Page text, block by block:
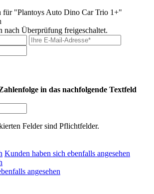
für "Plantoys Auto Dino Car Trio 1+"
nach Überprüfung freigeschaltet.
in das nachfolgende Textfeld
Felder sind Pflichtfelder.
Kunden haben sich ebenfalls angesehen
angesehen